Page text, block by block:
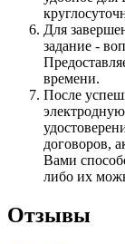
Для
задание -
времени.
После
договоров,
Вами
либо их
Отзывы